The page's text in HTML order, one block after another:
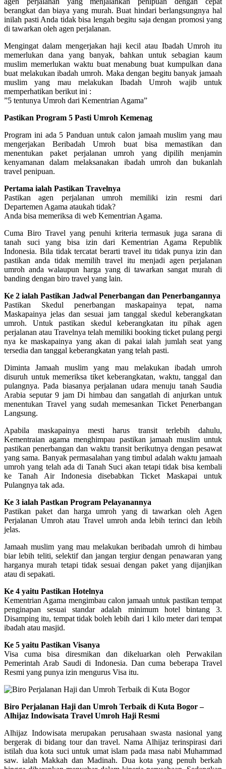
berangkat dan biaya yang murah. Buat hindari berlangsungnya hal
inilah pasti Anda tidak bisa lengah begitu saja dengan promosi yang
di tawarkan oleh agen perjalanan.
Mengingat dalam mengerjakan haji kecil atau Ibadah Umroh itu
memerlukan dana yang banyak, bahkan untuk sebagian kaum
muslim memerlukan waktu buat menabung buat kumpulkan dana
buat melakukan ibadah umroh. Maka dengan begitu banyak jamaah
muslim yang mau melakukan Ibadah Umroh wajib untuk
memperhatikan berikut ini :
”5 tentunya Umroh dari Kementrian Agama”
Pastikan Program 5 Pasti Umroh Kemenag
Program ini ada 5 Panduan untuk calon jamaah muslim yang mau
mengerjakan Beribadah Umroh buat bisa memastikan dan
menentukan paket perjalanan umroh yang dipilih menjamin
kenyamanan dalam melaksanakan ibadah umroh dan bukanlah
travel penipuan.
Pertama ialah Pastikan Travelnya
Pastikan agen perjalanan umroh memiliki izin resmi dari
Departemen Agama ataukah tidak?
Anda bisa memeriksa di web Kementrian Agama.
Cuma Biro Travel yang penuhi kriteria termasuk juga sarana di
tanah suci yang bisa izin dari Kementrian Agama Republik
Indonesia. Bila tidak tercatat berarti travel itu tidak punya izin dan
pastikan anda tidak memilih travel itu menjadi agen perjalanan
umroh anda walaupun harga yang di tawarkan sangat murah di
banding dengan biro travel yang lain.
Ke 2 ialah Pastikan Jadwal Penerbangan dan Penerbangannya
Pastikan Skedul penerbangan maskapainya tepat, nama
Maskapainya jelas dan sesuai jam tanggal skedul keberangkatan
umroh. Untuk pastikan skedul keberangkatan itu pihak agen
perjalanan atau Travelnya telah memiliki booking ticket pulang pergi
nya ke maskapainya yang akan di pakai ialah jumlah seat yang
tersedia dan tanggal keberangkatan yang telah pasti.
Diminta Jamaah muslim yang mau melakukan ibadah umroh
disuruh untuk memeriksa tiket keberangkatan, waktu, tanggal dan
pulangnya. Pada biasanya perjalanan udara menuju tanah Saudia
Arabia seputar 9 jam Di himbau dan sangatlah di anjurkan untuk
menentukan Travel yang sudah memesankan Ticket Penerbangan
Langsung.
Apabila maskapainya mesti harus transit terlebih dahulu,
Kementraian agama menghimpau pastikan jamaah muslim untuk
pastikan penerbangan dan waktu transit berikutnya dengan pesawat
yang sama. Banyak permasalahan yang timbul adalah waktu jamaah
umroh yang telah ada di Tanah Suci akan tetapi tidak bisa kembali
ke Tanah Air Indonesia disebabkan Ticket Maskapai untuk
Pulangnya tak ada.
Ke 3 ialah Pastkan Program Pelayanannya
Pastikan paket dan harga umroh yang di tawarkan oleh Agen
Perjalanan Umroh atau Travel umroh anda lebih terinci dan lebih
jelas.
Jamaah muslim yang mau melakukan beribadah umroh di himbau
biar lebih teliti, selektif dan jangan tergiur dengan penawaran yang
harganya murah tetapi tidak sesuai dengan paket yang dijanjikan
atau di sepakati.
Ke 4 yaitu Pastikan Hotelnya
Kementrian Agama mengimbau calon jamaah untuk pastikan tempat
penginapan sesuai standar adalah minimum hotel bintang 3.
Disamping itu, tempat tidak boleh lebih dari 1 kilo meter dari tempat
ibadah atau masjid.
Ke 5 yaitu Pastikan Visanya
Visa cuma bisa diresmikan dan dikeluarkan oleh Perwakilan
Pemerintah Arab Saudi di Indonesia. Dan cuma beberapa Travel
Resmi yang punya izin mengurus Visa itu.
Biro Perjalanan Haji dan Umroh Terbaik di Kuta Bogor –
Alhijaz Indowisata Travel Umroh Haji Resmi
Alhijaz Indowisata merupakan perusahaan swasta nasional yang
bergerak di bidang tour dan travel. Nama Alhijaz terinspirasi dari
istilah dua kota suci untuk umat islam pada masa nabi Muhammad
saw. ialah Makkah dan Madinah. Dua kota yang penuh berkah